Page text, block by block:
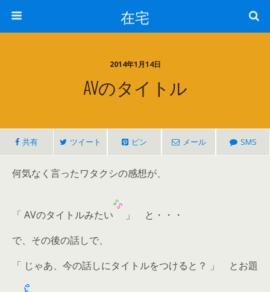
在宅
2014年1月14日
AVのタイトル
共有 ツイート ピン メール SMS
何気なく言ったワタクシの感想が、
「 AVのタイトルみたい
」 と・・・
で、その後の話しで、
「 じゃあ、今の話しにタイトルをつけると？ 」 とお題